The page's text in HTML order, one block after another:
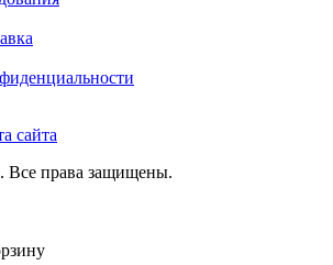
сайта
Все права защищены.